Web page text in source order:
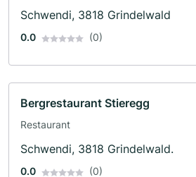
Schwendi, 3818 Grindelwald
0.0 (0)
Bergrestaurant Stieregg
Restaurant
Schwendi, 3818 Grindelwald.
0.0 (0)